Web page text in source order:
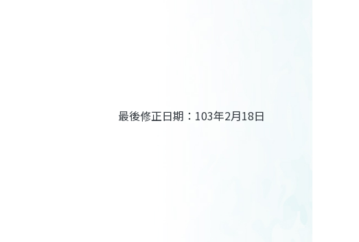
最後修正日期：103年2月18日